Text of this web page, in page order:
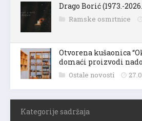
Drago Borić (1973.-
Ramske osmrtnice
Otvorena kušaonica
domaći proizvodi
Ostale novosti
Kategorije sadržaja